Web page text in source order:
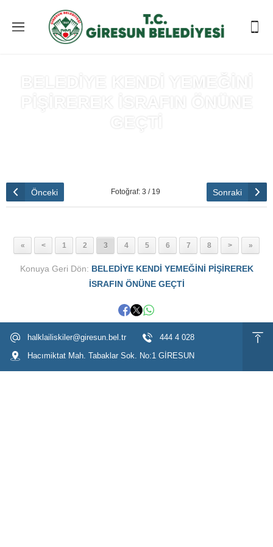
BELEDİYE KENDİ YEMEĞİNİ
PİŞİREREK İSRAFIN ÖNÜNE
GEÇTİ
Önceki Fotoğraf: 3 / 19 Sonraki
« < 1 2 3 4 5 6 7 8 > »
Konuya Geri Dön: BELEDİYE KENDİ YEMEĞİNİ PİŞİREREK
İSRAFIN ÖNÜNE GEÇTİ
halklailiskiler@giresun.bel.tr
444 4 028
Hacımiktat Mah. Tabaklar Sok. No:1 GİRESUN